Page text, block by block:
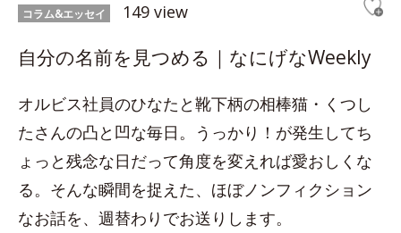
コラム&エッセイ 149 view
自分の名前を見つめる｜なにげなWeekly
オルビス社員のひなたと靴下柄の相棒猫・くつし
たさんの凸と凹な毎日。うっかり！が発生してち
ょっと残念な日だって角度を変えれば愛おしくな
る。そんな瞬間を捉えた、ほぼノンフィクション
なお話を、週替わりでお送りします。